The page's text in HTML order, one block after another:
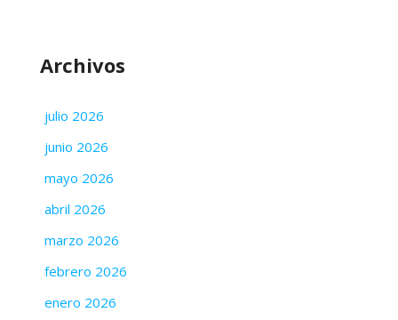
Archivos
julio 2026
junio 2026
mayo 2026
abril 2026
marzo 2026
febrero 2026
enero 2026